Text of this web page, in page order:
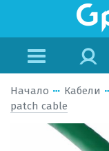
Начало Кабели
patch cable